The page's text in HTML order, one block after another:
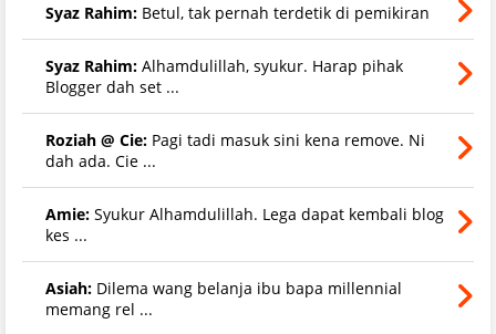
Syaz Rahim: Betul, tak pernah terdetik di pemikiran
Syaz Rahim: Alhamdulillah, syukur. Harap pihak
Blogger dah set ...
Roziah @ Cie: Pagi tadi masuk sini kena remove. Ni
dah ada. Cie ...
Amie: Syukur Alhamdulillah. Lega dapat kembali blog
kes ...
Asiah: Dilema wang belanja ibu bapa millennial
memang rel ...